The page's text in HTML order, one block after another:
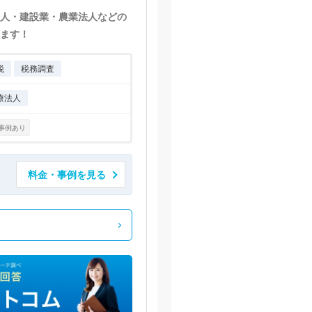
・建設業・農業法人などの
す！
税務調査
法人
例あり
料金・事例を見る